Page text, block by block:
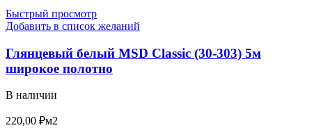
Быстрый просмотр
Добавить в список желаний
Глянцевый белый MSD Classic (30-303) 5м
широкое полотно
В наличии
220,00 ₽м2